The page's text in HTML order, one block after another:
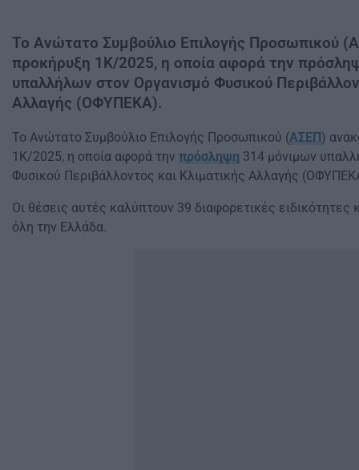
Το Ανώτατο Συμβούλιο Επιλογής Προσωπικού
προκήρυξη 1Κ/2025, η οποία αφορά την
υπαλλήλων στον Οργανισμό Φυσικού
Αλλαγής (ΟΦΥΠΕΚΑ).
Το Ανώτατο Συμβούλιο Επιλογής Προσωπικού (ΑΣΕΠ)
1Κ/2025, η οποία αφορά την πρόσληψη 314 μόνιμων
Φυσικού Περιβάλλοντος και Κλιματικής Αλλαγής
Οι θέσεις αυτές καλύπτουν 39 διαφορετικές ειδικότητες
όλη την Ελλάδα.​